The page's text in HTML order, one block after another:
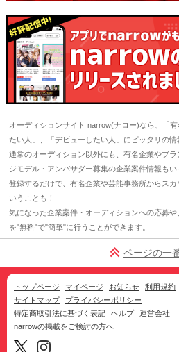
オーディションサイト narrow(ナロー)なら、「
たい人」、「デビューしたい人」にピッタリの情
通常のオーディション以外にも、有名企業やブ
ジモデル・アンバサダー募集の企業案件情報もい
登録するだけで、有名企業や芸能事務所からス
いうことも！
気になった企業案件・オーディションへの応募
を"無料"で"簡単"に行うことができます。
ページの一
トップページ マイページ お知らせ
利用規約
サイトマップ
プライバシーポリシー
特定商取引法に基づく表記
ヘルプ
運営会社
narrowの掲載をご検討の方へ